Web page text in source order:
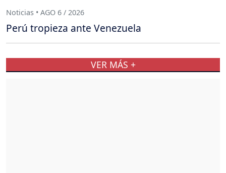
Noticias • AGO 6 / 2026
Perú tropieza ante Venezuela
VER MÁS +